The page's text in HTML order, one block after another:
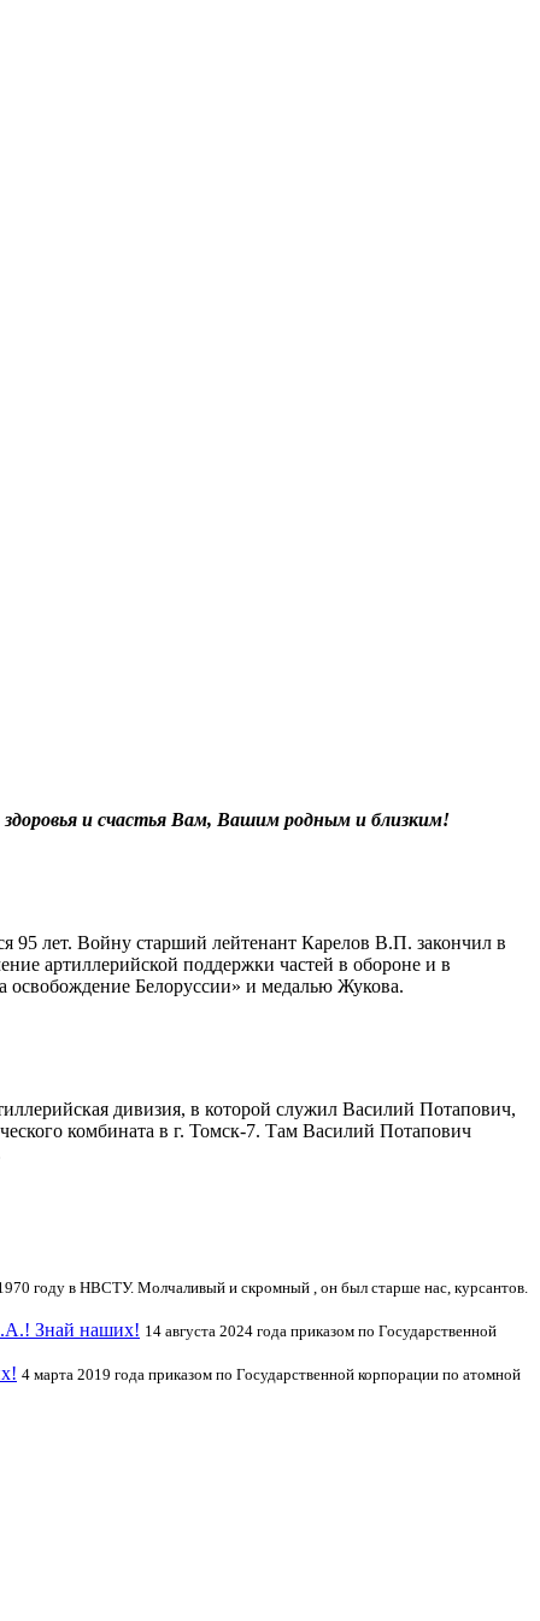
и счастья Вам, Вашим родным и близким!
95 лет. Войну старший лейтенант Карелов В.П. закончил в
артиллерийской поддержки частей в обороне и в
освобождение Белоруссии» и медалью Жукова.
дивизия, в которой служил Василий Потапович,
комбината в г. Томск-7. Там Василий Потапович
году в НВСТУ. Молчаливый и скромный , он был старше нас, курсантов.
Знай наших! 14 августа 2024 года приказом по Государственной
4 марта 2019 года приказом по Государственной корпорации по атомной